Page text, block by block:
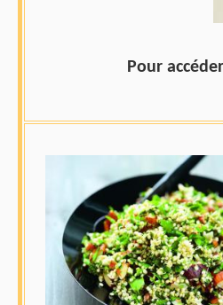
Pour